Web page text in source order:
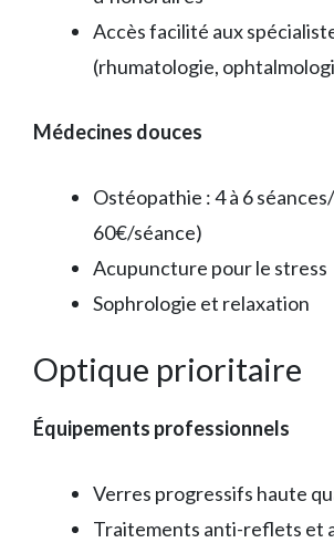
Accès facilité aux
(rhumatologie,
Médecines douces
Ostéopathie : 4 à 6
60€/séance)
Acupuncture pour le stress
Sophrologie et relaxation
Optique prioritaire
Équipements professionnels
Verres progressifs haute
Traitements anti-reflets et